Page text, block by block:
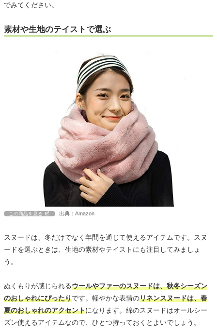
でみてください。
素材や生地のテイストで選ぶ
この商品を見る 出典：Amazon
スヌードは、冬だけでなく年間を通じて使えるアイテムです。スヌ
ードを選ぶときは、生地の素材やテイストにも注目してみましょ
う。
ぬくもりが感じられるウールやファーのスヌードは、秋冬シーズン
のおしゃれにぴったりです。軽やかな表情のリネンスヌードは、春
夏のおしゃれのアクセントになります。綿のスヌードはオールシー
ズン使えるアイテムなので、ひとつ持っておくとよいでしょう。